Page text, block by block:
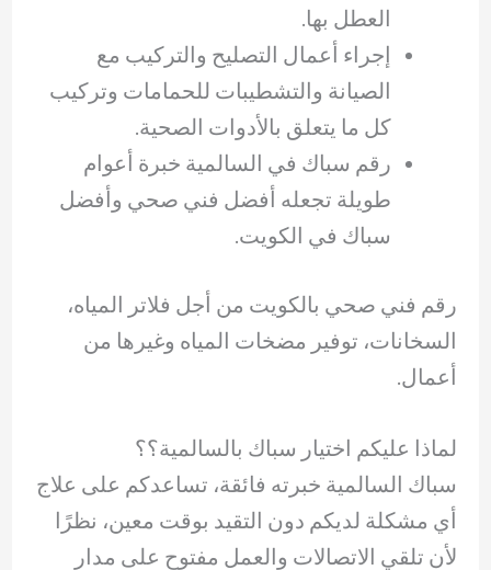
العطل بها.
إجراء أعمال التصليح والتركيب مع
الصيانة والتشطيبات للحمامات وتركيب
كل ما يتعلق بالأدوات الصحية.
رقم سباك في السالمية خبرة أعوام
طويلة تجعله أفضل فني صحي وأفضل
سباك في الكويت.
رقم فني صحي بالكويت من أجل فلاتر المياه،
السخانات، توفير مضخات المياه وغيرها من
أعمال.
لماذا عليكم اختيار سباك بالسالمية؟؟
سباك السالمية خبرته فائقة، تساعدكم على علاج
أي مشكلة لديكم دون التقيد بوقت معين، نظرًا
لأن تلقي الاتصالات والعمل مفتوح على مدار